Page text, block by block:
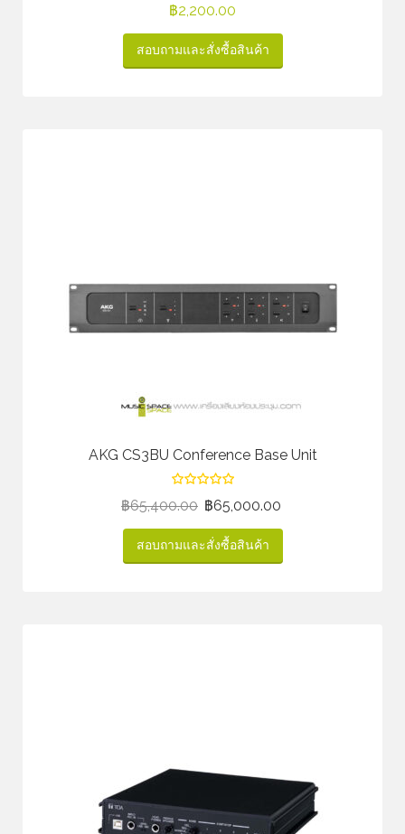
฿2,200.00
สอบถามและสั่งซื้อสินค้า
AKG CS3BU Conference Base Unit
฿65,400.00 ฿65,000.00
สอบถามและสั่งซื้อสินค้า